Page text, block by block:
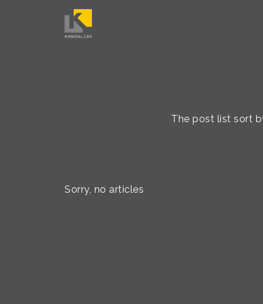
The post list sort
Sorry, no articles